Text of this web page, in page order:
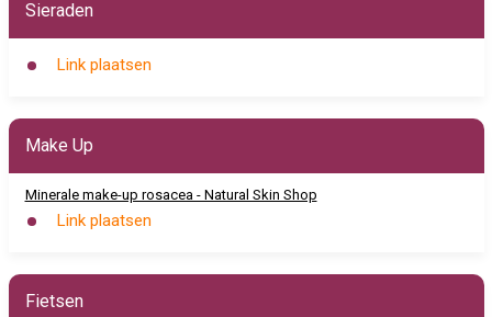
Sieraden
Link plaatsen
Make Up
Minerale make-up rosacea - Natural Skin Shop
Link plaatsen
Fietsen